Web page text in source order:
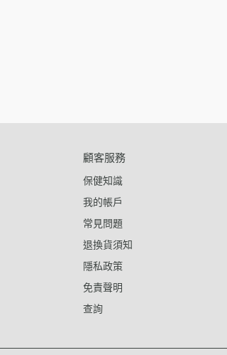
顧客服務
保健知識
我的帳戶
常見問題
退換貨須知
隱私政策
免責聲明
查詢